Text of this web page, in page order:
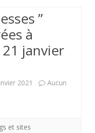
”
à
janvier
2021
Aucun
et sites